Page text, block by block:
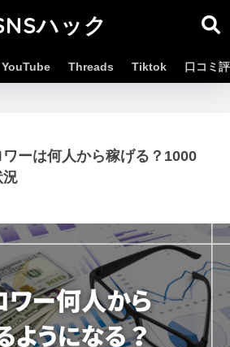
ハック
YouTube Threads Tiktok 口コミ
ーは何人から稼げる？1000
況